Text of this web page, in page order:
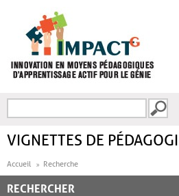
FORMULAIRE DE
VIGNETTES DE
Accueil Recherche
RECHERCHER